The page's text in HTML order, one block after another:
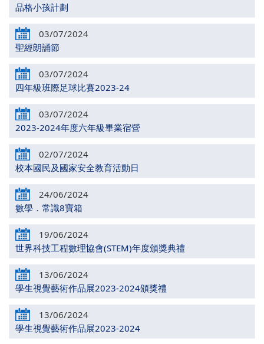
品格小孩計劃
03/07/2024
聖經朗誦節
03/07/2024
四年級班際足球比賽2023-24
03/07/2024
2023-2024年度六年級畢業宿營
02/07/2024
校本國民及國家安全教育活動日
24/06/2024
數學．常識8寶箱
19/06/2024
世界科技工程數理協會(STEM)年度頒獎典禮
13/06/2024
學生視覺藝術作品展2023-2024頒獎禮
13/06/2024
學生視覺藝術作品展2023-2024